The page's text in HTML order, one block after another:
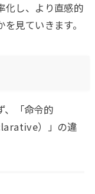
化し、より直感的
見ていきます。
、「命令的
）」の違